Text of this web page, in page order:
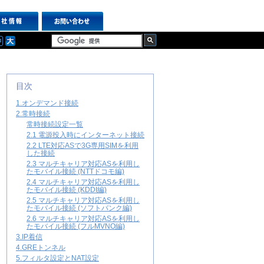
目次
1.オンデマンド接続
2.常時接続
常時接続設定一覧
2.1 電源投入時にインターネット接続
2.2 LTE対応ASで3G専用SIMを利用
した接続
2.3 マルチキャリア対応ASを利用し
たモバイル接続 (NTTドコモ編)
2.4 マルチキャリア対応ASを利用し
たモバイル接続 (KDDI編)
2.5 マルチキャリア対応ASを利用し
たモバイル接続 (ソフトバンク編)
2.6 マルチキャリア対応ASを利用し
たモバイル接続 (フルMVNO編)
3.IP着信
4.GREトンネル
5.フィルタ設定とNAT設定